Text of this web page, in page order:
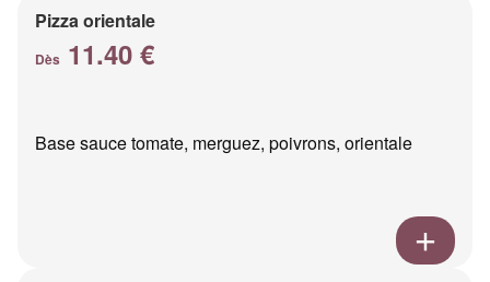
Pizza orientale
Dès 11.40 €
Base sauce tomate, merguez, poivrons, orientale